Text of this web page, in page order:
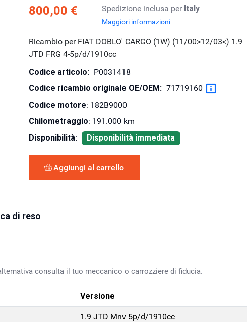
800,00 € Spedizione inclusa per Italy
Maggiori informazioni
Ricambio per FIAT DOBLO' CARGO (1W) (11/00>12/03<) 1.9
JTD FRG 4-5p/d/1910cc
Codice articolo: P0031418
Codice ricambio originale OE/OEM: 71719160
Codice motore: 182B9000
Chilometraggio: 191.000 km
Disponibilità:
Disponibilità immediata
Aggiungi al carrello
di reso
consulta il tuo meccanico o carrozziere di fiducia.
Versione
1.9 JTD Mnv 5p/d/1910cc